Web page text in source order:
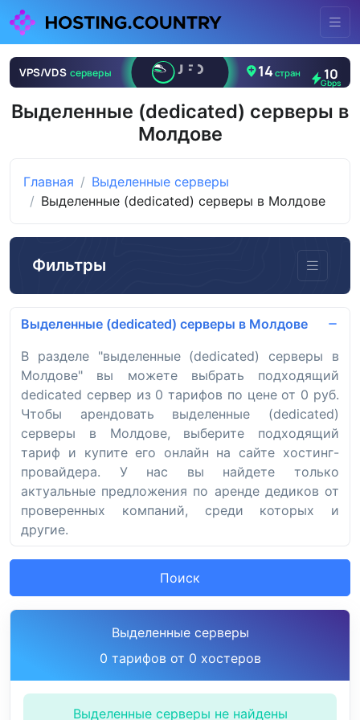
Выделенные (dedicated) серверы в
Молдове
Главная
Выделенные серверы
Выделенные (dedicated) серверы в Молдове
Фильтры
Выделенные (dedicated) серверы в Молдове
В разделе "выделенные (dedicated) серверы в
Молдове" вы можете выбрать подходящий
dedicated сервер из 0 тарифов по цене от 0 руб.
Чтобы арендовать выделенные (dedicated)
серверы в Молдове, выберите подходящий
тариф и купите его онлайн на сайте хостинг-
провайдера. У нас вы найдете только
актуальные предложения по аренде дедиков от
проверенных компаний, среди которых и
другие.
Поиск
Выделенные серверы
0 тарифов от 0 хостеров
Выделенные серверы не найдены